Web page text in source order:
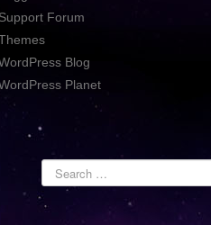
Support Forum
Blog
Planet